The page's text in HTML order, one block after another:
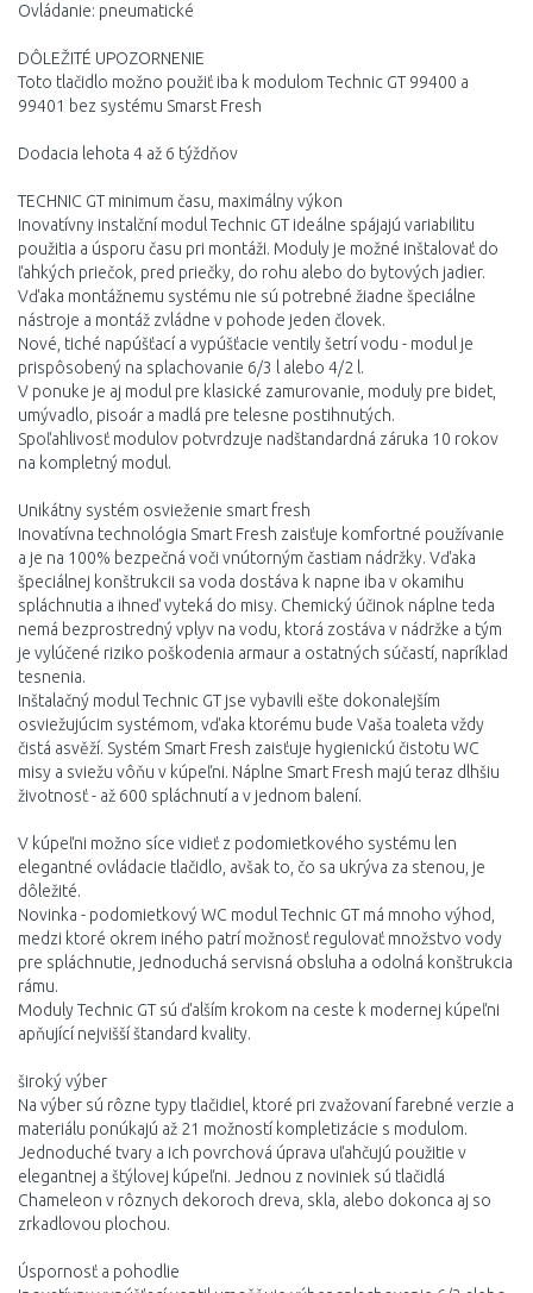
Ovládanie: pneumatické
DÔLEŽITÉ UPOZORNENIE
Toto tlačidlo možno použiť iba k modulom Technic GT 99400 a
99401 bez systému Smarst Fresh
Dodacia lehota 4 až 6 týždňov
TECHNIC GT minimum času, maximálny výkon
Inovatívny instalční modul Technic GT ideálne spájajú variabilitu
použitia a úsporu času pri montáži. Moduly je možné inštalovať do
ľahkých priečok, pred priečky, do rohu alebo do bytových jadier.
Vďaka montážnemu systému nie sú potrebné žiadne špeciálne
nástroje a montáž zvládne v pohode jeden človek.
Nové, tiché napúšťací a vypúšťacie ventily šetrí vodu - modul je
prispôsobený na splachovanie 6/3 l alebo 4/2 l.
V ponuke je aj modul pre klasické zamurovanie, moduly pre bidet,
umývadlo, pisoár a madlá pre telesne postihnutých.
Spoľahlivosť modulov potvrdzuje nadštandardná záruka 10 rokov
na kompletný modul.
Unikátny systém osvieženie smart fresh
Inovatívna technológia Smart Fresh zaisťuje komfortné používanie
a je na 100% bezpečná voči vnútorným častiam nádržky. Vďaka
špeciálnej konštrukcii sa voda dostáva k napne iba v okamihu
spláchnutia a ihneď vyteká do misy. Chemický účinok náplne teda
nemá bezprostredný vplyv na vodu, ktorá zostáva v nádržke a tým
je vylúčené riziko poškodenia armaur a ostatných súčastí, napríklad
tesnenia.
Inštalačný modul Technic GT jse vybavili ešte dokonalejším
osviežujúcim systémom, vďaka ktorému bude Vaša toaleta vždy
čistá asvěží. Systém Smart Fresh zaisťuje hygienickú čistotu WC
misy a sviežu vôňu v kúpeľni. Náplne Smart Fresh majú teraz dlhšiu
životnosť - až 600 spláchnutí a v jednom balení.
V kúpeľni možno síce vidieť z podomietkového systému len
elegantné ovládacie tlačidlo, avšak to, čo sa ukrýva za stenou, je
dôležité.
Novinka - podomietkový WC modul Technic GT má mnoho výhod,
medzi ktoré okrem iného patrí možnosť regulovať množstvo vody
pre spláchnutie, jednoduchá servisná obsluha a odolná konštrukcia
rámu.
Moduly Technic GT sú ďalším krokom na ceste k modernej kúpeľni
apňující nejvišší štandard kvality.
široký výber
Na výber sú rôzne typy tlačidiel, ktoré pri zvažovaní farebné verzie a
materiálu ponúkajú až 21 možností kompletizácie s modulom.
Jednoduché tvary a ich povrchová úprava uľahčujú použitie v
elegantnej a štýlovej kúpeľni. Jednou z noviniek sú tlačidlá
Chameleon v rôznych dekoroch dreva, skla, alebo dokonca aj so
zrkadlovou plochou.
Úspornosť a pohodlie